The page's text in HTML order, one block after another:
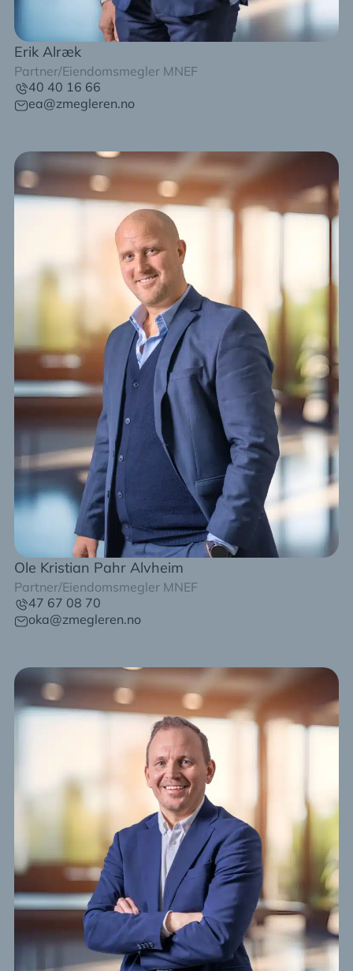
Erik Alræk
Partner/Eiendomsmegler MNEF
40 40 16 66
ea@zmegleren.no
Ole Kristian Pahr Alvheim
Partner/Eiendomsmegler MNEF
47 67 08 70
oka@zmegleren.no